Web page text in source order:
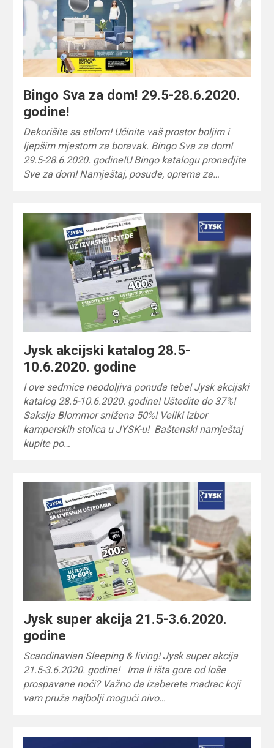
Bingo Sva za dom! 29.5-28.6.2020.
godine!
Dekorišite sa stilom! Učinite vaš prostor boljim i
ljepšim mjestom za boravak. Bingo Sva za dom!
29.5-28.6.2020. godine!U Bingo katalogu pronadjite
Sve za dom! Namještaj, posuđe, oprema za…
Jysk akcijski katalog 28.5-
10.6.2020. godine
I ove sedmice neodoljiva ponuda tebe! Jysk akcijski
katalog 28.5-10.6.2020. godine! Uštedite do 37%!
Saksija Blommor snižena 50%! Veliki izbor
kamperskih stolica u JYSK-u! Baštenski namještaj
kupite po…
Jysk super akcija 21.5-3.6.2020.
godine
Scandinavian Sleeping & living! Jysk super akcija
21.5-3.6.2020. godine! Ima li išta gore od loše
prospavane noći? Važno da izaberete madrac koji
vam pruža najbolji mogući nivo…